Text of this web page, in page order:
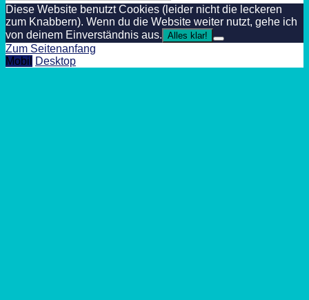
Diese Website benutzt Cookies (leider nicht die leckeren
zum Knabbern). Wenn du die Website weiter nutzt, gehe ich
von deinem Einverständnis aus. Alles klar!
Zum Seitenanfang
Mobil
Desktop